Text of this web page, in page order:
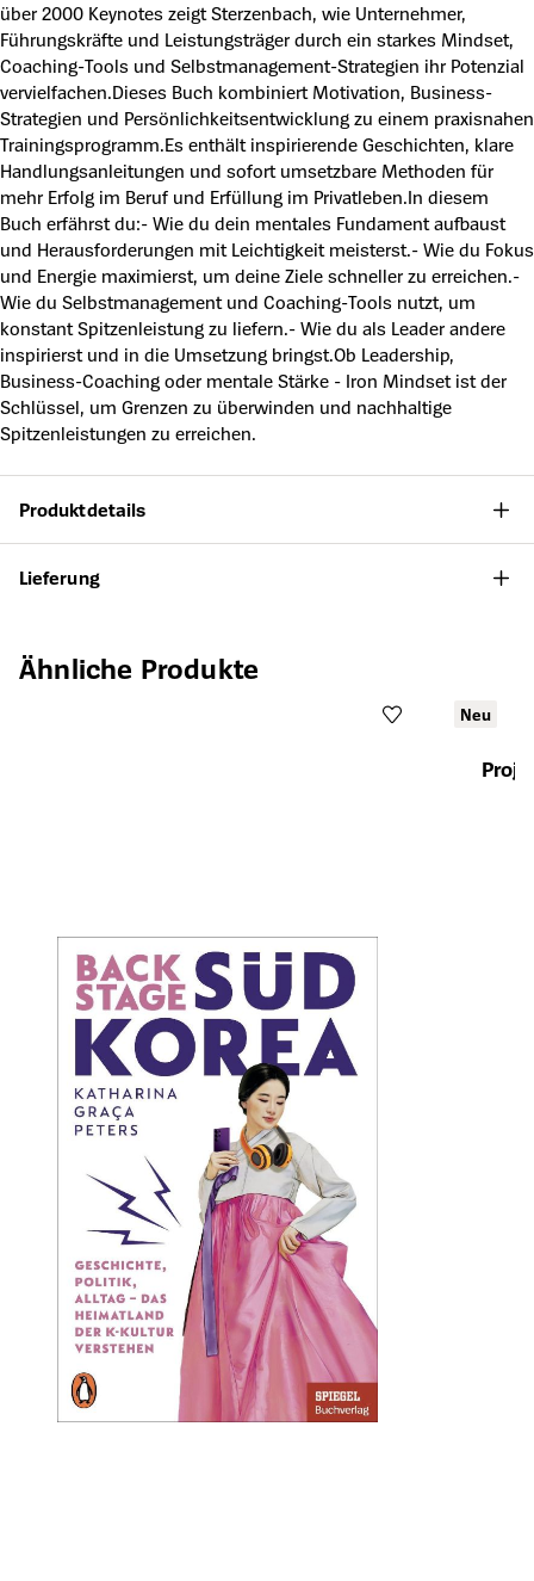
über 2000 Keynotes zeigt Sterzenbach, wie Unternehmer,
Führungskräfte und Leistungsträger durch ein starkes Mindset,
Coaching-Tools und Selbstmanagement-Strategien ihr Potenzial
vervielfachen.Dieses Buch kombiniert Motivation, Business-
Strategien und Persönlichkeitsentwicklung zu einem praxisnahen
Trainingsprogramm.Es enthält inspirierende Geschichten, klare
Handlungsanleitungen und sofort umsetzbare Methoden für
mehr Erfolg im Beruf und Erfüllung im Privatleben.In diesem
Buch erfährst du:- Wie du dein mentales Fundament aufbaust
und Herausforderungen mit Leichtigkeit meisterst.- Wie du Fokus
und Energie maximierst, um deine Ziele schneller zu erreichen.-
Wie du Selbstmanagement und Coaching-Tools nutzt, um
konstant Spitzenleistung zu liefern.- Wie du als Leader andere
inspirierst und in die Umsetzung bringst.Ob Leadership,
Business-Coaching oder mentale Stärke - Iron Mindset ist der
Schlüssel, um Grenzen zu überwinden und nachhaltige
Spitzenleistungen zu erreichen.
Produktdetails
Lieferung
Produktgalerie überspringen
Ähnliche Produkte
Neu